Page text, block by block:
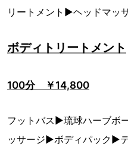
リートメント▶ヘッドマッ
ボディトリートメント
100分 ￥14,800
フットバス▶琉球ハーブボ
ッサージ▶ボディパック▶